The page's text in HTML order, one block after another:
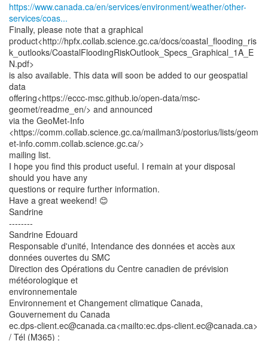
https://www.canada.ca/en/services/environment/weather/other-
services/coas...
Finally, please note that a graphical
product<http://hpfx.collab.science.gc.ca/docs/coastal_flooding_ris
k_outlooks/CoastalFloodingRiskOutlook_Specs_Graphical_1A_E
N.pdf>
is also available. This data will soon be added to our geospatial
data
offering<https://eccc-msc.github.io/open-data/msc-
geomet/readme_en/> and announced
via the GeoMet-Info
<https://comm.collab.science.gc.ca/mailman3/postorius/lists/geom
et-info.comm.collab.science.gc.ca/>
mailing list.
I hope you find this product useful. I remain at your disposal
should you have any
questions or require further information.
Have a great weekend! 😊
Sandrine
--------
Sandrine Edouard
Responsable d'unité, Intendance des données et accès aux
données ouvertes du SMC
Direction des Opérations du Centre canadien de prévision
météorologique et
environnementale
Environnement et Changement climatique Canada,
Gouvernement du Canada
ec.dps-client.ec@canada.ca<mailto:ec.dps-client.ec@canada.ca>
/ Tél (M365) :